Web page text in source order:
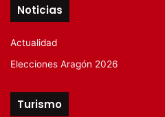
Noticias
Actualidad
Elecciones Aragón 2026
Turismo